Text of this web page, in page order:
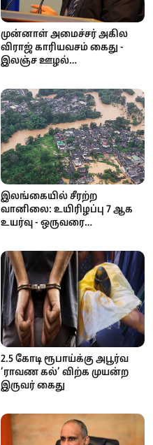
முன்னாள் அமைச்சர் அகில
விராஜ் காரியவசம் கைது -
இலஞ்ச ஊழல்
வாக்குமூலம் அளிக்க
வந்தபோது அதிரடி!
இலங்கையில் சீரற்ற
வானிலை: உயிரிழப்பு 7 ஆக
உயர்வு - ஒருவரை
நுவரெலியா
பாடசாலைகளுக்கு விடுமுறை
2.5 கோடி ரூபாய்க்கு அபூர்வ
’ராவண கல்’ விற்க முயன்ற
இருவர் கைது